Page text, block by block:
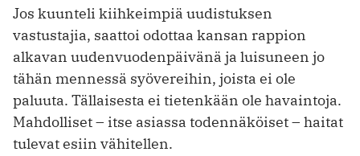
Jos kuunteli kiihkeimpiä uudistuksen
vastustajia, saattoi odottaa kansan rappion
alkavan uudenvuodenpäivänä ja luisuneen jo
tähän mennessä syövereihin, joista ei ole
paluuta. Tällaisesta ei tietenkään ole havaintoja.
Mahdolliset – itse asiassa todennäköiset – haitat
tulevat esiin vähitellen.